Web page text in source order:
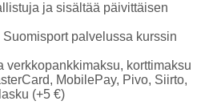
ja sisältää päivittäisen
palvelussa kurssin
verkkopankkimaksu, korttimaksu
MobilePay, Pivo, Siirto,
(+5 €)